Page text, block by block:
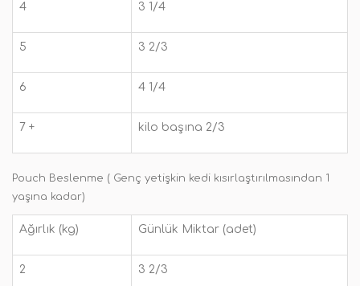
4 3 1/4
5 3 2/3
6 4 1/4
7 + kilo başına 2/3
Pouch Beslenme ( Genç yetişkin kedi kısırlaştırılmasından 1
yaşına kadar)
Ağırlık (kg) Günlük Miktar (adet)
2 3 2/3